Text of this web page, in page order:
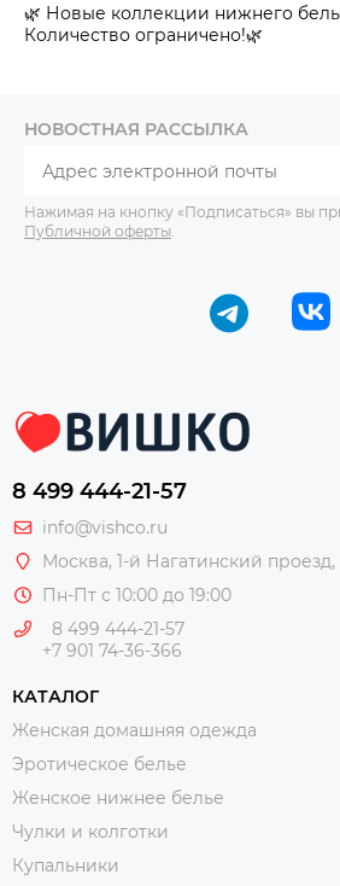
🌿 Новые коллекции нижнего
Количество ограничено!🌿
НОВОСТНАЯ РАССЫЛКА
Нажимая на кнопку «Подписаться» вы
Публичной оферты
8 499 444-21-57
info@vishco.ru
Москва, 1-й Нагатинский проезд,
Пн-Пт с 10:00 до 19:00
8 499 444-21-57
+7 901 74-36-366
КАТАЛОГ
Женская домашняя одежда
Эротическое белье
Женское нижнее белье
Чулки и колготки
Купальники